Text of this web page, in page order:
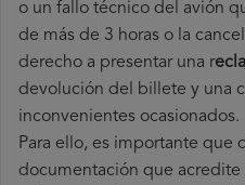
o un fallo técnico del avión
de más de 3 horas o la
derecho a presentar una r
devolución del billete y una
inconvenientes ocasionados.
Para ello, es importante que
documentación que acredite